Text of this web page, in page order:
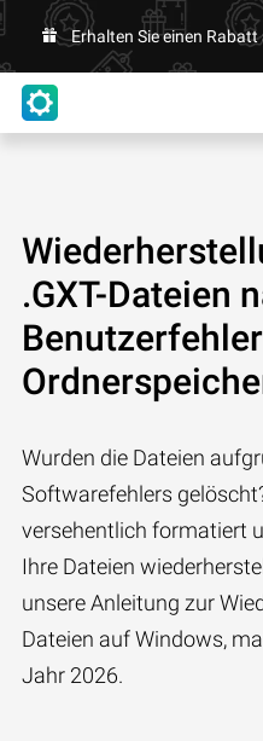
Erhalten Sie einen
.GXT-Dateien
Wurden die Dateien
Softwarefehlers
versehentlich formatiert
Ihre Dateien
unsere Anleitung zur
Dateien auf Windows,
Jahr 2026.